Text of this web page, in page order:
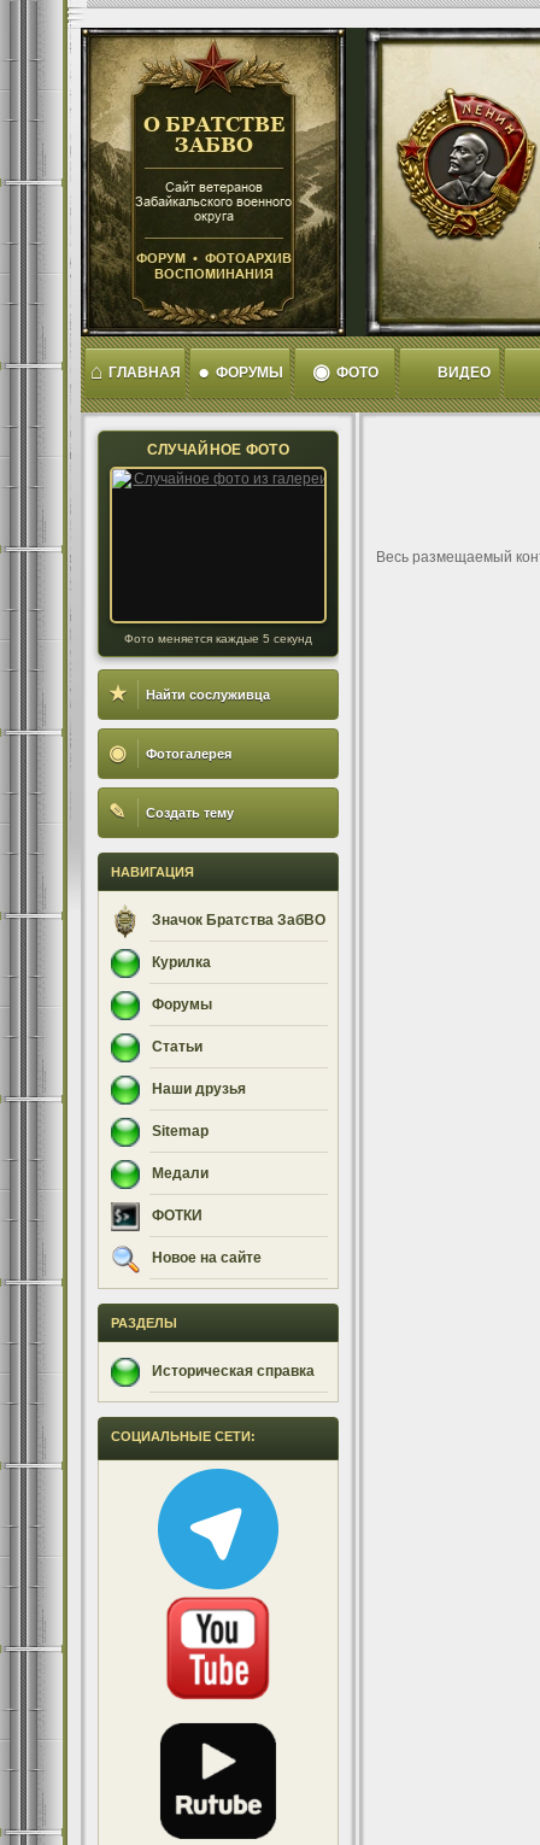
⌂ ГЛАВНАЯ ● ФОРУМЫ ◉ ФОТО ВИДЕО
СЛУЧАЙНОЕ ФОТО
Фото меняется каждые 5 секунд
★ Найти сослуживца
◉ Фотогалерея
✎ Создать тему
НАВИГАЦИЯ
Значок Братства ЗабВО
Курилка
Форумы
Статьи
Наши друзья
Sitemap
Медали
ФОТКИ
Новое на сайте
РАЗДЕЛЫ
Историческая справка
СОЦИАЛЬНЫЕ СЕТИ:
Весь размещаемый